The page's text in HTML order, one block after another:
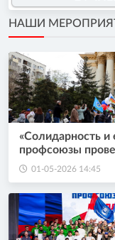
НАШИ
«Солидарность и
профсоюзы
01-05-2026 14:45